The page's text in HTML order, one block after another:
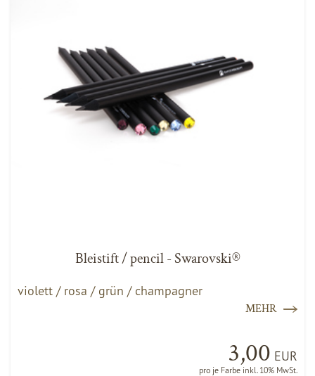
Bleistift / pencil - Swarovski®
violett / rosa / grün / champagner
MEHR
3,00 EUR
pro je Farbe inkl. 10% MwSt.